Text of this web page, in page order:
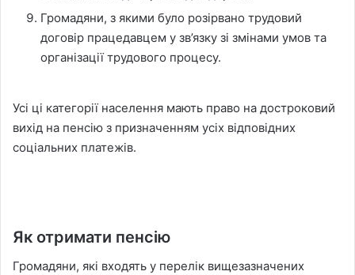
Громадяни, з якими було розірвано трудовий
договір працедавцем у зв’язку зі змінами умов та
організації трудового процесу.
Усі ці категорії населення мають право на достроковий
вихід на пенсію з призначенням усіх відповідних
соціальних платежів.
Як отримати пенсію
Громадяни, які входять у перелік вищезазначених